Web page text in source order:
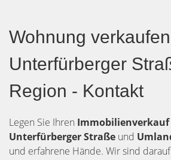
Wohnung
Unterfürberger
Region - Kontakt
Legen Sie Ihren Immobilienverkauf
Unterfürberger Straße und
und erfahrene Hände. Wir sind